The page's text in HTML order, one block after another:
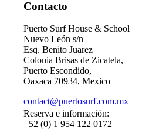
Contacto
Puerto Surf House & School
Nuevo León s/n
Esq. Benito Juarez
Colonia Brisas de Zicatela,
Puerto Escondido,
Oaxaca 70934, Mexico
contact@puertosurf.com.mx
Reserva e información:
+52 (0) 1 954 122 0172